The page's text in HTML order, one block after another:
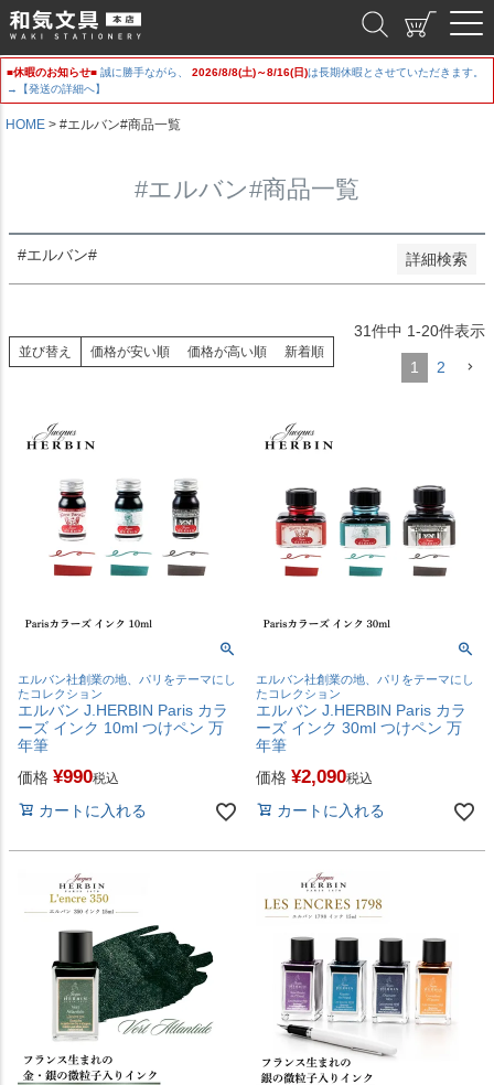
■休暇のお知らせ■ 誠に勝手ながら、 2026/8/8(土)～8/16(日)は長期休暇とさせていただきます。
→【発送の詳細へ】
HOME #エルバン#商品一覧
#エルバン#商品一覧
#エルバン# 詳細検索
登録順
価格が安い順
価格が高い順
優先度順
レビュー順
検索
並び替え 価格が安い順 価格が高い順 新着順
31件中 1-20件表示
1 2
エルバン社創業の地、パリをテーマにし
たコレクション
エルバン J.HERBIN Paris カラ
ーズ インク 10ml つけペン 万
年筆
価格 ¥990税込
カートに入れる
エルバン社創業の地、パリをテーマにし
たコレクション
エルバン J.HERBIN Paris カラ
ーズ インク 30ml つけペン 万
年筆
価格 ¥2,090税込
カートに入れる